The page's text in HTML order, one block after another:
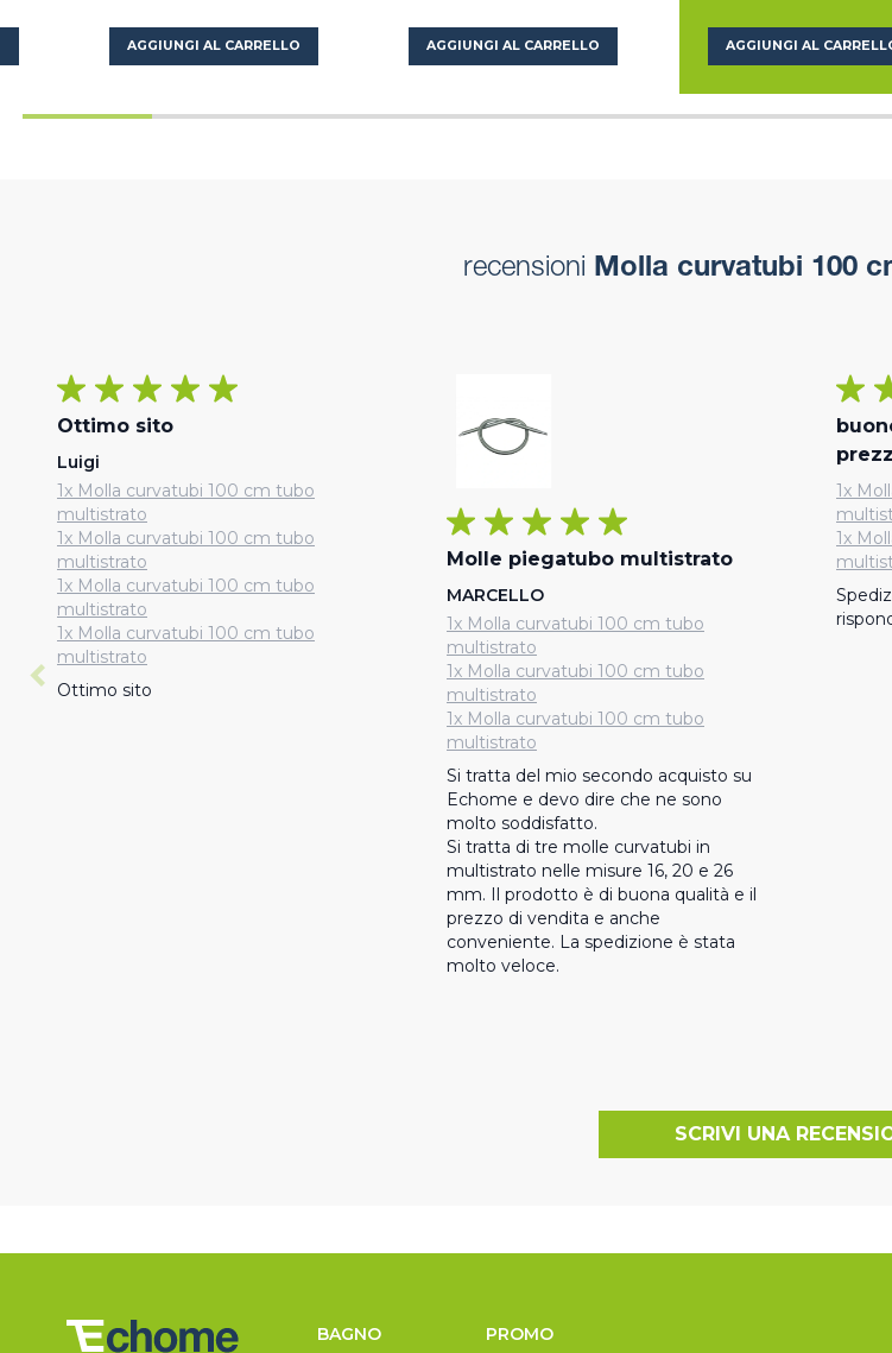
AGGIUNGI AL CARRELLO AGGIUNGI AL CARRELLO AGGIUNGI AL
recensioni Molla curvatubi 100
Ottimo sito
Luigi
1x Molla curvatubi 100 cm tubo
multistrato
1x Molla curvatubi 100 cm tubo
multistrato
1x Molla curvatubi 100 cm tubo
multistrato
1x Molla curvatubi 100 cm tubo
multistrato
Ottimo sito
Molle piegatubo multistrato
MARCELLO
1x Molla curvatubi 100 cm tubo
multistrato
1x Molla curvatubi 100 cm tubo
multistrato
1x Molla curvatubi 100 cm tubo
multistrato
Si tratta del mio secondo acquisto su
Echome e devo dire che ne sono
molto soddisfatto.
Si tratta di tre molle curvatubi in
multistrato nelle misure 16, 20 e 26
mm. Il prodotto è di buona qualità e il
prezzo di vendita e anche
conveniente. La spedizione è stata
molto veloce.
1x
1x
SCRIVI UNA
BAGNO
PROMO